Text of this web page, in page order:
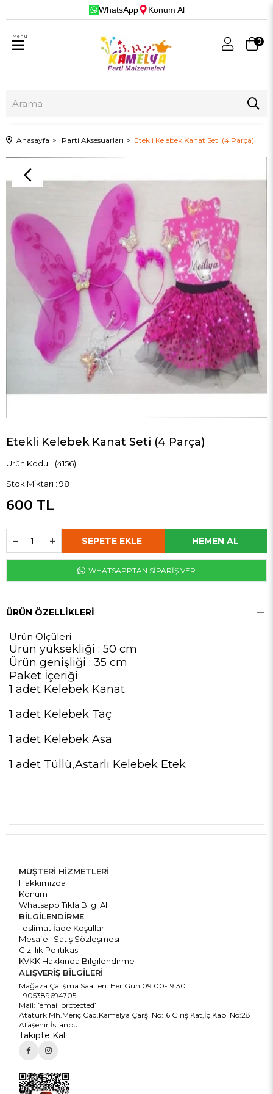
WhatsApp Konum Al
0
Menu
Anasayfa Parti Aksesuarları Etekli Kelebek Kanat Seti (4 Parça)
Etekli Kelebek Kanat Seti (4 Parça)
(4156)
Stok Miktarı : 98
600 TL
WHATSAPPTAN SİPARİŞ VER
ÜRÜN ÖZELLIKLERI
Ürün Ölçüleri
Ürün yüksekliği : 50 cm
Ürün genişliği : 35 cm
Paket İçeriği
1 adet Kelebek Kanat
1 adet Kelebek Taç
1 adet Kelebek Asa
1 adet Tüllü,Astarlı Kelebek Etek
MÜŞTERİ HİZMETLERİ
Hakkımızda
Konum
Whatsapp Tıkla Bilgi Al
BİLGİLENDİRME
Teslimat İade Koşulları
Mesafeli Satış Sözleşmesi
Gizlilik Politikası
KVKK Hakkında Bilgilendirme
ALIŞVERİŞ BİLGİLERİ
Mağaza Çalışma Saatleri :Her Gün 09:00-19:30
+905389694705
Mail: [email protected]
Atatürk Mh.Meriç Cad.Kamelya Çarşı No:16 Giriş Kat,İç Kapı No:28
Ataşehir İstanbul
Takipte Kal